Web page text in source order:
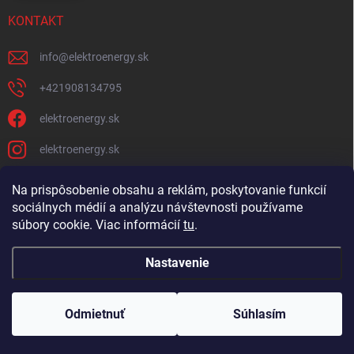
Na prispôsobenie obsahu a reklám, poskytovanie funkcií
sociálnych médií a analýzu návštevnosti používame
súbory cookie. Viac informácií tu.
Nastavenie
Odmietnuť Súhlasím
KONTAKT
info@elektroenergy.sk
+421908134795
elektroenergy.sk
elektroenergy.sk
Podmienky ochrany osobných údajov
Kontakty
Obchodné podmienky
Vytvoril Shoptet
Copyright 2026Elektroenergy. Všetky práva vyhradené.Upraviť nastavenie